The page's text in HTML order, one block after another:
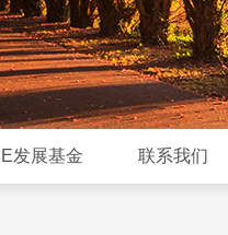
发展基金 联系我们